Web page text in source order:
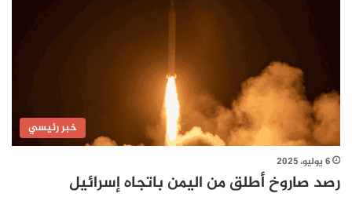
خبر رئيسي
6 يوليو، 2025
رصد صاروخ أطلق من اليمن باتجاه إسرائيل